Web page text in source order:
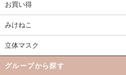
お買い得
みけねこ
立体マスク
グループから探す